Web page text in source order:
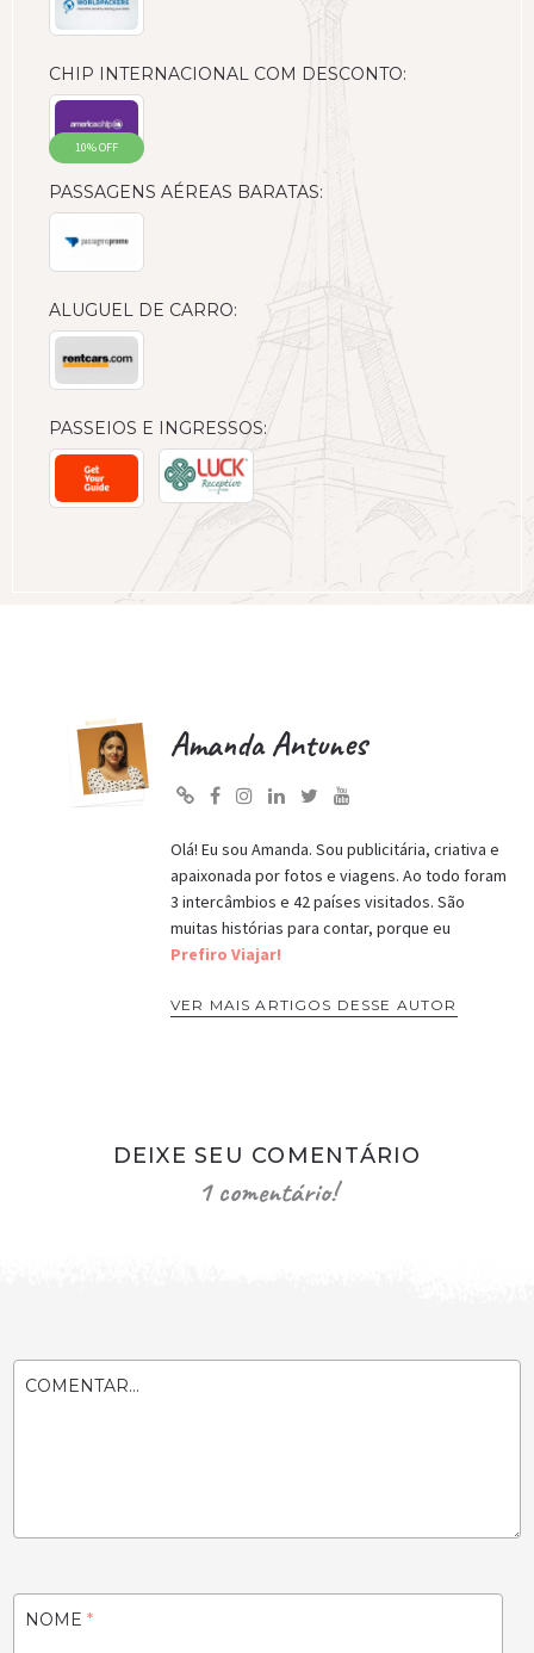
CHIP INTERNACIONAL COM DESCONTO:
10% OFF
PASSAGENS AÉREAS BARATAS:
ALUGUEL DE CARRO:
PASSEIOS E INGRESSOS:
Amanda Antunes
Olá! Eu sou Amanda. Sou publicitária, criativa e
apaixonada por fotos e viagens. Ao todo foram
3 intercâmbios e 42 países visitados. São
muitas histórias para contar, porque eu
Prefiro Viajar!
VER MAIS ARTIGOS DESSE AUTOR
DEIXE SEU COMENTÁRIO
1 comentário!
COMENTAR...
NOME*